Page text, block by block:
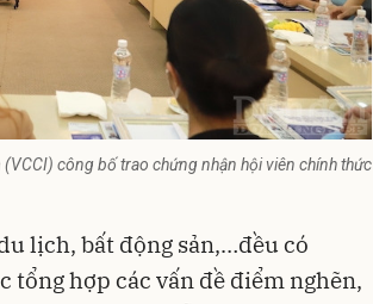
công bố trao chứng nhận hội viên chính thức
lịch, bất động sản,…đều có
tổng hợp các vấn đề điểm nghẽn,